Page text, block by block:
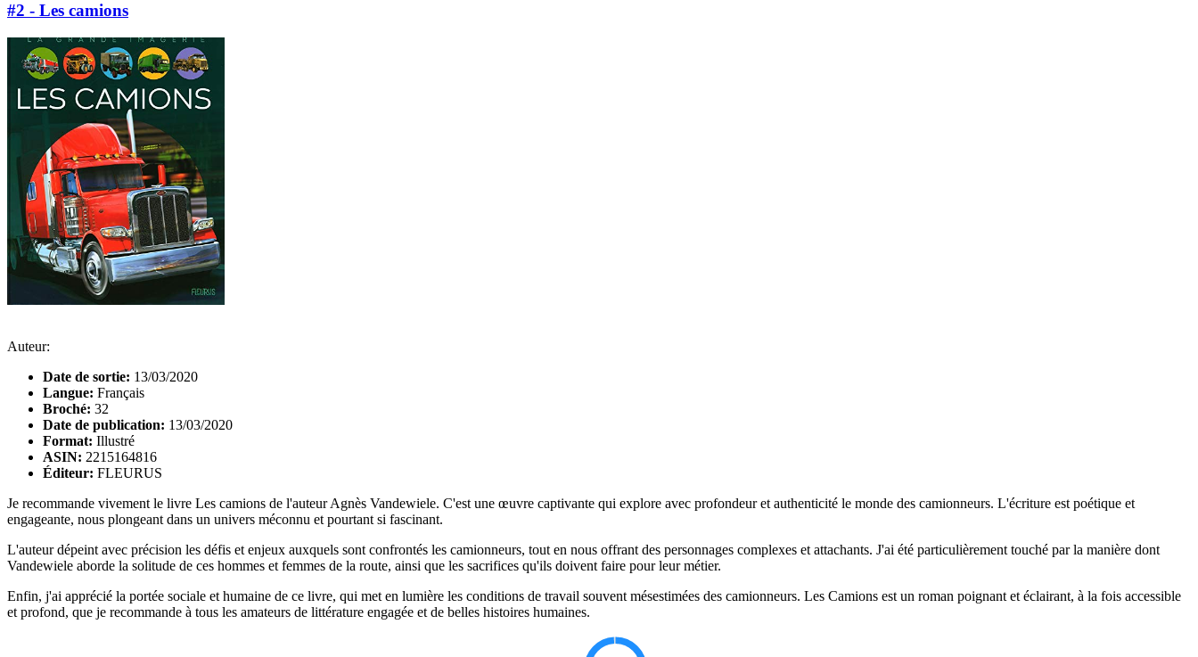
#2 - Les camions
Auteur:
Date de sortie: 13/03/2020
Langue: Français
Broché: 32
Date de publication: 13/03/2020
Format: Illustré
ASIN: 2215164816
Éditeur: FLEURUS
Je recommande vivement le livre Les camions de l'auteur Agnès Vandewiele. C'est une œuvre captivante qui explore avec profondeur et authenticité le monde des camionneurs. L'écriture est poétique et
engageante, nous plongeant dans un univers méconnu et pourtant si fascinant.
L'auteur dépeint avec précision les défis et enjeux auxquels sont confrontés les camionneurs, tout en nous offrant des personnages complexes et attachants. J'ai été particulièrement touché par la manière dont
Vandewiele aborde la solitude de ces hommes et femmes de la route, ainsi que les sacrifices qu'ils doivent faire pour leur métier.
Enfin, j'ai apprécié la portée sociale et humaine de ce livre, qui met en lumière les conditions de travail souvent mésestimées des camionneurs. Les Camions est un roman poignant et éclairant, à la fois accessible
et profond, que je recommande à tous les amateurs de littérature engagée et de belles histoires humaines.